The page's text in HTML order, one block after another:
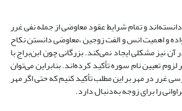
و تمام شرایط عقود معاوضی از جمله نفی غرر
و اهمیت انس و الفت زوجین ،معاوضی دانستن نکاح
نیز مشکلی ایجاد نمی‌کند. بزرگانی چون ابن‌براج با
تعیین نام سوره تأکید کرده‌اند. بنابراین می‌توان
غرر در مهر بر این مطلب تأکید کنیم که حتی اگر مهر
را برای زوجه به‌دنبال دارد.